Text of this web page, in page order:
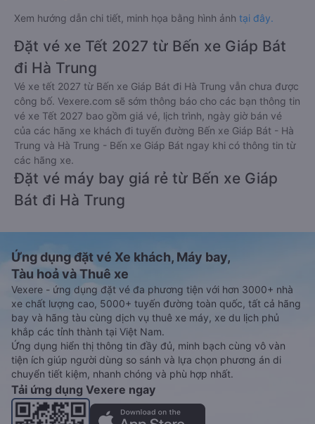
Xem hướng dẫn chi tiết, minh họa bằng hình ảnh tại đây.
Đặt vé xe Tết 2027 từ Bến xe Giáp Bát
đi Hà Trung
Vé xe tết 2027 từ Bến xe Giáp Bát đi Hà Trung vẫn chưa được
công bố. Vexere.com sẽ sớm thông báo cho các bạn thông tin
vé xe Tết 2027 bao gồm giá vé, lịch trình, ngày giờ bán vé
của các hãng xe khách đi tuyến đường Bến xe Giáp Bát - Hà
Trung và Hà Trung - Bến xe Giáp Bát ngay khi có thông tin từ
các hãng xe.
Đặt vé máy bay giá rẻ từ Bến xe Giáp
Bát đi Hà Trung
Ứng dụng đặt vé Xe khách, Máy bay,
Tàu hoả và Thuê xe
Vexere - ứng dụng đặt vé đa phương tiện với hơn 3000+ nhà
xe chất lượng cao, 5000+ tuyến đường toàn quốc, tất cả hãng
bay và hãng tàu cùng dịch vụ thuê xe máy, xe du lịch phủ
khắp các tỉnh thành tại Việt Nam.
Ứng dụng hiển thị thông tin đầy đủ, minh bạch cùng vô vàn
tiện ích giúp người dùng so sánh và lựa chọn phương án di
chuyển tiết kiệm, nhanh chóng và phù hợp nhất.
Tải ứng dụng Vexere ngay